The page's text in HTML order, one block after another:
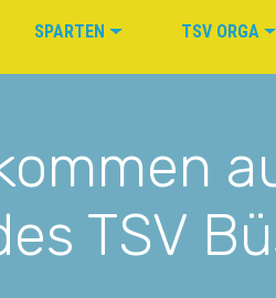
SPARTEN TSV ORGA
TSV